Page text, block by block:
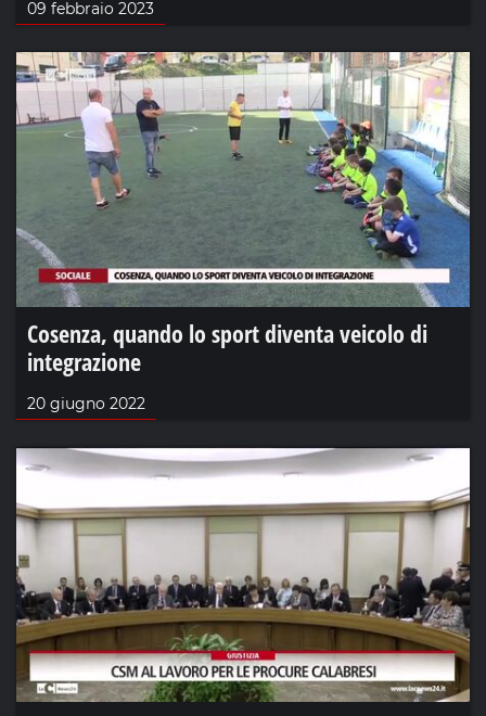
09 febbraio 2023
Cosenza, quando lo sport diventa veicolo di
integrazione
20 giugno 2022